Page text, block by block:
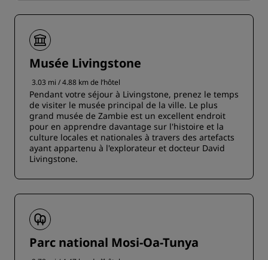
Musée Livingstone
3.03 mi / 4.88 km de l’hôtel
Pendant votre séjour à Livingstone, prenez le temps
de visiter le musée principal de la ville. Le plus
grand musée de Zambie est un excellent endroit
pour en apprendre davantage sur l'histoire et la
culture locales et nationales à travers des artefacts
ayant appartenu à l'explorateur et docteur David
Livingstone.
Parc national Mosi-Oa-Tunya